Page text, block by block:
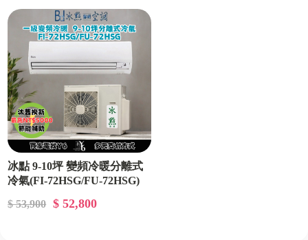
冰點 9-10坪 變頻冷暖分離式
冷氣(FI-72HSG/FU-72HSG)
$ 53,900
$ 52,800